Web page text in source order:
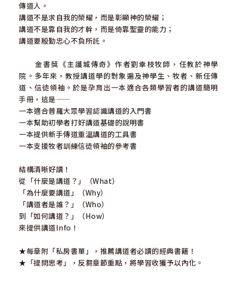
傳道人。
講道不是求自我的榮耀，而是彰顯神的榮耀；
講道不是靠自我的才幹，而是倚靠聖靈的能力；
講道要殷勤忠心不負所託。
金書獎《主護城傳奇》作者劉幸枝牧師，任教於神學
院。多年來，教授講道學的對象遍及神學生、牧者、新任傳
道、信徒領袖。於是孕育出一本適合各類學習者的講道簡明
手冊，這是――
一本適合普羅大眾學習認識講道的入門書
一本幫助初學者打好講道基礎的說明書
一本提供新手傳道重溫講道的工具書
一本支援牧者訓練信徒領袖的參考書
結構清晰好讀！
從「什麼是講道？」（What）
「為什麼要講道」（Why）
「講道者是誰？」（Who）
到「如何講道？」（How）
來提供講道Info！
★每章附「私房書單」，推薦講道者必讀的經典書籍！
★「提問思考」，反芻章節重點，將學習收獲予以內化。